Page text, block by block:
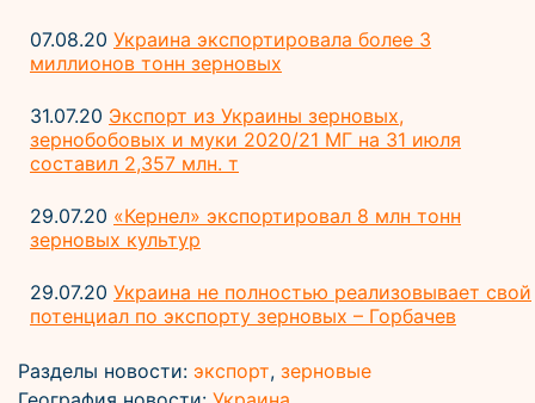
07.08.20 Украина экспортировала более 3
миллионов тонн зерновых
31.07.20 Экспорт из Украины зерновых,
зернобобовых и муки 2020/21 МГ на 31 июля
составил 2,357 млн. т
29.07.20 «Кернел» экспортировал 8 млн тонн
зерновых культур
29.07.20 Украина не полностью реализовывает свой
потенциал по экспорту зерновых – Горбачев
Разделы новости: экспорт, зерновые